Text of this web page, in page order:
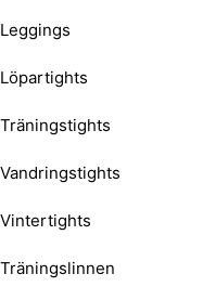
Leggings
Löpartights
Träningstights
Vandringstights
Vintertights
Träningslinnen